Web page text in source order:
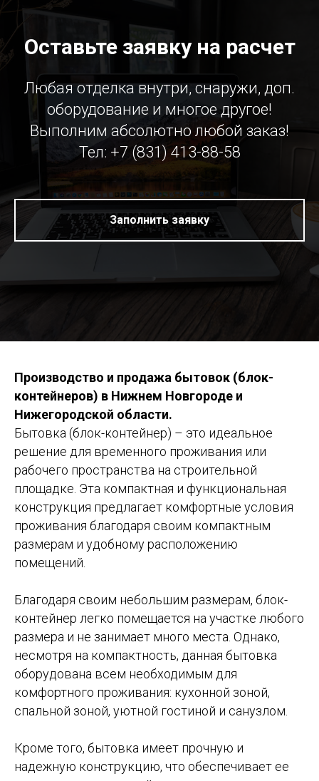
Оставьте заявку на расчет
Любая отделка внутри, снаружи, доп.
оборудование и многое другое!
Выполним абсолютно любой заказ!
Тел: +7 (831) 413-88-58
Заполнить заявку
Производство и продажа бытовок (блок-
контейнеров) в Нижнем Новгороде и
Нижегородской области.
Бытовка (блок-контейнер) – это идеальное
решение для временного проживания или
рабочего пространства на строительной
площадке. Эта компактная и функциональная
конструкция предлагает комфортные условия
проживания благодаря своим компактным
размерам и удобному расположению
помещений.
Благодаря своим небольшим размерам, блок-
контейнер легко помещается на участке любого
размера и не занимает много места. Однако,
несмотря на компактность, данная бытовка
оборудована всем необходимым для
комфортного проживания: кухонной зоной,
спальной зоной, уютной гостиной и санузлом.
Кроме того, бытовка имеет прочную и
надежную конструкцию, что обеспечивает ее